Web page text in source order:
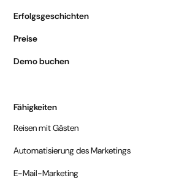
Erfolgsgeschichten
Preise
Demo buchen
Fähigkeiten
Reisen mit Gästen
Automatisierung des Marketings
E-Mail-Marketing